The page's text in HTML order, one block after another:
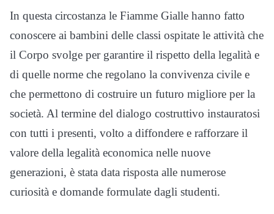
In questa circostanza le Fiamme Gialle hanno fatto
conoscere ai bambini delle classi ospitate le attività che
il Corpo svolge per garantire il rispetto della legalità e
di quelle norme che regolano la convivenza civile e
che permettono di costruire un futuro migliore per la
società. Al termine del dialogo costruttivo instauratosi
con tutti i presenti, volto a diffondere e rafforzare il
valore della legalità economica nelle nuove
generazioni, è stata data risposta alle numerose
curiosità e domande formulate dagli studenti.